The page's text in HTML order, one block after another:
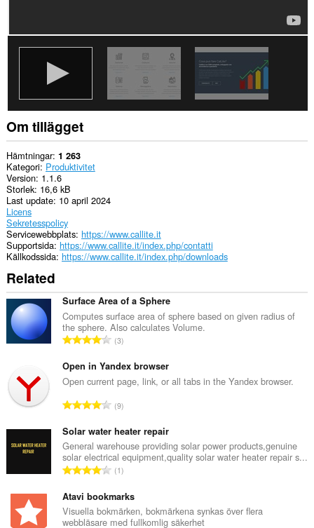
Om tillägget
Hämtningar 1 263
Kategori Produktivitet
Version 1.1.6
Storlek 16,6 kB
Last update 10 april 2024
Licens
Sekretesspolicy
Servicewebbplats https://www.callite.it
Supportsida https://www.callite.it/index.php/contatti
Källkodssida https://www.callite.it/index.php/downloads
Related
Surface Area of a Sphere
Computes surface area of sphere based on given radius of
the sphere. Also calculates Volume.
T
t
a
t
n
t
a
b
e
t
3
Open in Yandex browser
Open current page, link, or all tabs in the Yandex browser.
T
t
a
l
t
n
t
9
Solar water heater repair
General warehouse providing solar power products,genuine
solar electrical equipment,quality solar water heater repair s...
T
t
a
1
Atavi bookmarks
Visuella bokmärken, bokmärkena synkas över flera
webbläsare med fullkomlig säkerhet